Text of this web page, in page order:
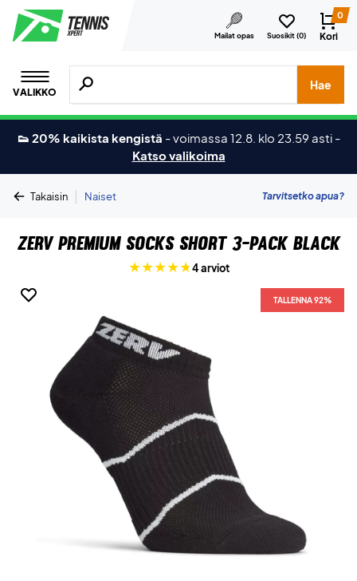
Mailat opas Suosikit (0)
0
Kori
VALIKKO
Hae tuotteita, merkkejä jne.
Hae
👟 20% kaikista kengistä -voimassa 12.8. klo 23.59 asti -
Katso valikoima
Takaisin | Naiset Tarvitsetko apua?
ZERV Premium Socks Short 3-pack Black
4 arviot
TALLENNA 92%